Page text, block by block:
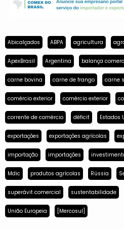
Abicalçados ABPA agricultura
ApexBrasil Argentina balança
carne bovina carne de frango carne
comércio exterior comércio exterior
corrente de comércio déficit Estados
exportações exportações agrícolas
importação importações
Mdic produtos agrícolas Rússia
superávit comercial sustentabilidade
União Europeia [Mercosul]